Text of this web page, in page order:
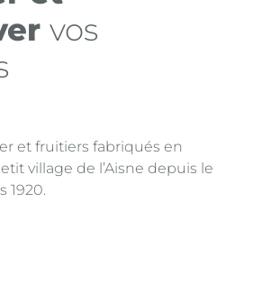
vos
et fruitiers fabriqués en
village de l’Aisne depuis le
1920.